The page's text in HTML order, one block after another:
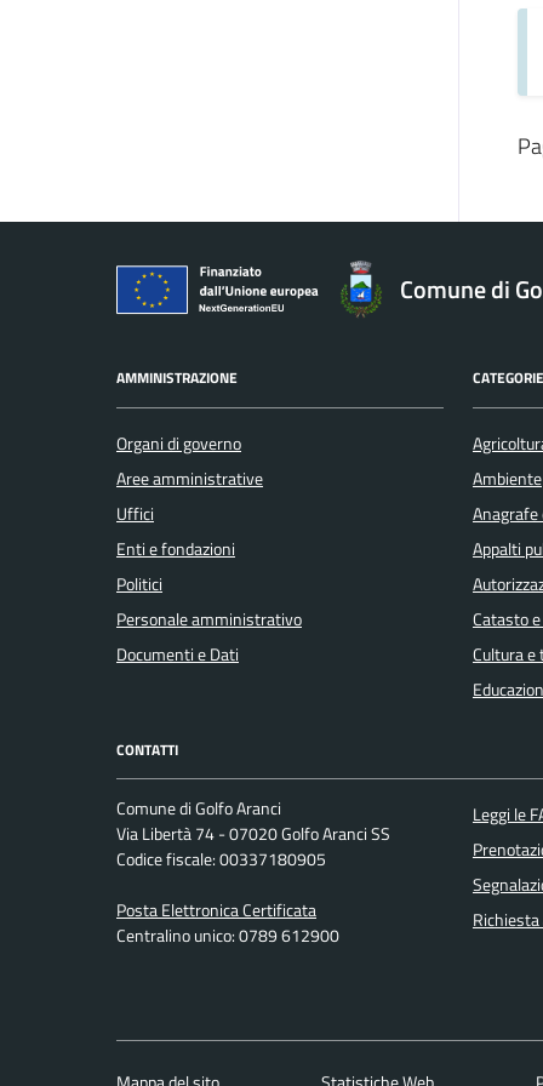
Comune di
AMMINISTRAZIONE
Organi di governo
Aree amministrative
Uffici
Enti e fondazioni
Politici
Personale amministrativo
Documenti e Dati
Ambiente
Appalti
Catasto
Cultura e
CONTATTI
Comune di Golfo Aranci
Via Libertà 74 - 07020 Golfo Aranci SS
Codice fiscale: 00337180905
Posta Elettronica Certificata
Centralino unico: 0789 612900
Leggi le